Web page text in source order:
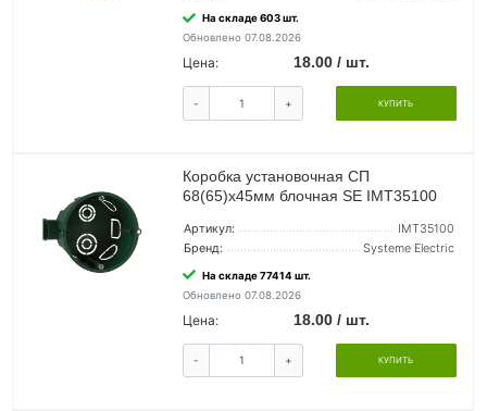
На складе 603 шт.
Обновлено 07.08.2026
Цена: 18.00 / шт.
- + КУПИТЬ
Коробка установочная СП
68(65)х45мм блочная SE IMT35100
Артикул:
IMT35100
Бренд:
Systeme Electric
На складе 77414 шт.
Обновлено 07.08.2026
Цена: 18.00 / шт.
- + КУПИТЬ